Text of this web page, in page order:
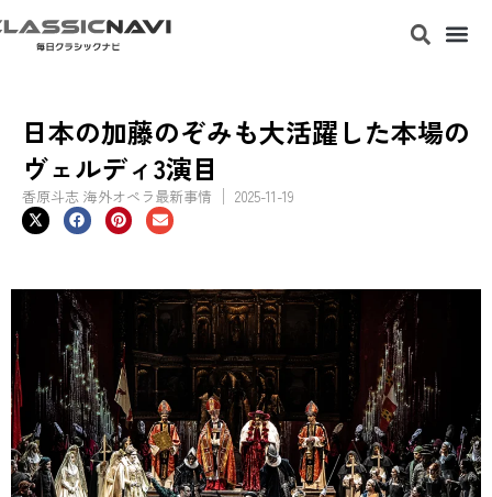
日本の加藤のぞみも大活躍した本場の
ヴェルディ3演目
香原斗志 海外オペラ最新事情 2025-11-19